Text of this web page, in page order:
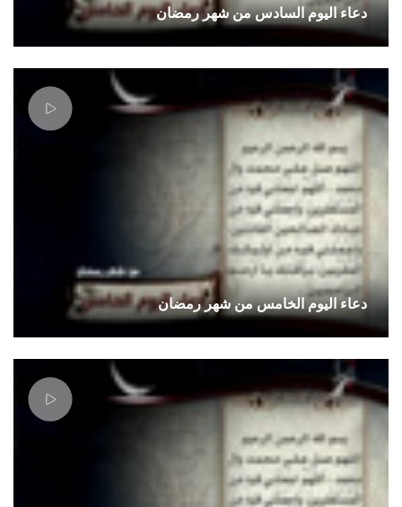
دعاء اليوم السادس من شهر رمضان
دعاء اليوم الخامس من شهر رمضان